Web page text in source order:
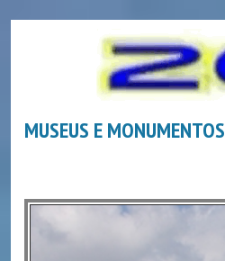
MUSEUS E MONUMENTOS